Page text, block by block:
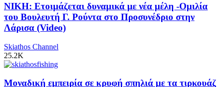
ΝΙΚΗ: Ετοιμάζεται δυναμικά με νέα μέλη -Ομιλία
του Βουλευτή Γ. Ρούντα στο Προσυνέδριο στην
Λάρισα (Video)
Skiathos Channel
25.2K
Μοναδική εμπειρία σε κρυφή σπηλιά με τα τιρκουάζ